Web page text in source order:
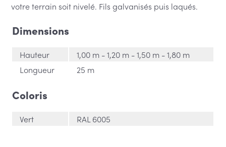
€
votre terrain soit nivelé. Fils galvanisés puis laqués.
Dimensions
Hauteur
1,00 m - 1,20 m - 1,50 m - 1,80 m
Longueur
25 m
Coloris
Vert RAL 6005